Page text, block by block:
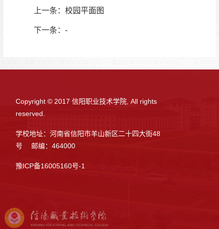
上一条： 校园平面图
下一条： -
Copyright © 2017 信阳职业技术学院, All rights
reserved.
学校地址：河南省信阳市羊山新区二十四大街48
号 邮编：464000
豫ICP备16005160号-1